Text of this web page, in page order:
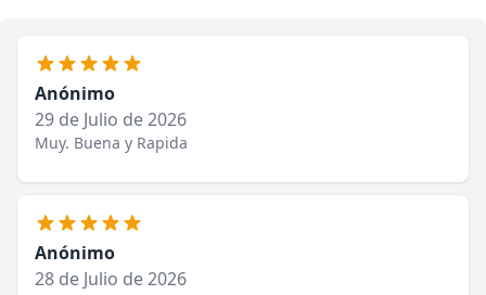
Anónimo
29 de Julio de 2026
Muy. Buena y Rapida
Anónimo
28 de Julio de 2026